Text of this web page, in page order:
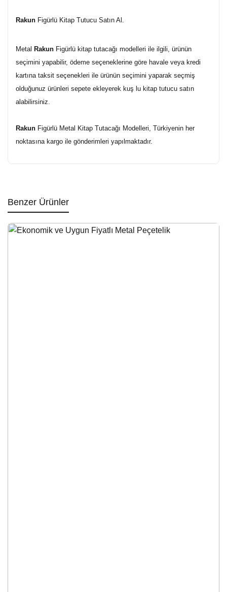
Rakun Figürlü Kitap Tutucu Satın Al.
Metal Rakun Figürlü kitap tutacağı modelleri ile ilgili, ürünün
seçimini yapabilir, ödeme seçeneklerine göre havale veya kredi
kartına taksit seçenekleri ile ürünün seçimini yaparak seçmiş
olduğunuz ürünleri sepete ekleyerek kuş lu kitap tutucu satın
alabilirsiniz.
Rakun Figürlü Metal Kitap Tutacağı Modelleri, Türkiyenin her
noktasına kargo ile gönderimleri yapılmaktadır.
Benzer Ürünler